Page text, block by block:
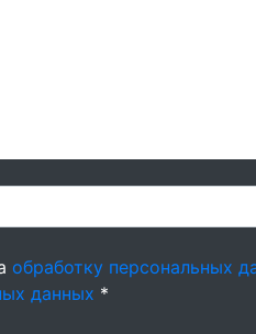
обработку персональных
данных *